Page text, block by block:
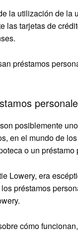
la utilización de la
las tarjetas de
préstamos
posiblemente
en el mundo de
o un
Lowery, era
préstamos
cómo